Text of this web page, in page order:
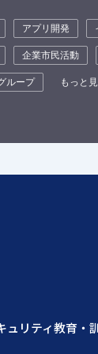
アプリ開発
企業市民活動
ループ もっと
ュリティ教育・